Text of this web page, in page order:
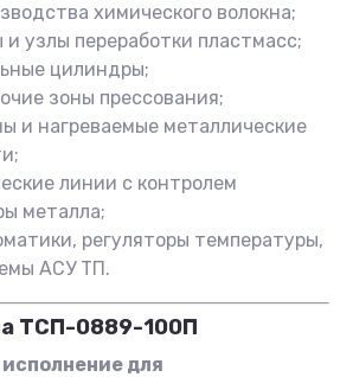
химического волокна;
и узлы переработки пластмасс;
цилиндры;
зоны прессования;
и нагреваемые металлические
линии с контролем
металла;
регуляторы температуры,
АСУ ТП.
ТСП-0889-100П
для